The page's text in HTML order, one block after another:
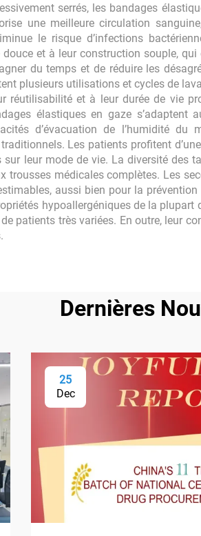
serrés, les bandages
une meilleure circulation
le risque d’infections
et à leur construction souple,
du temps et de réduire les
plusieurs utilisations et cycles de
réutilisabilité et à leur durée de vie
élastiques en gaze s’adaptent
d’évacuation de l’humidité
Les patients profitent
leur mode de vie. La diversité
trousses médicales complètes. Les
aussi bien pour la
hypoallergéniques de la
patients très variées. En outre, leur
Dernières
25
Dec